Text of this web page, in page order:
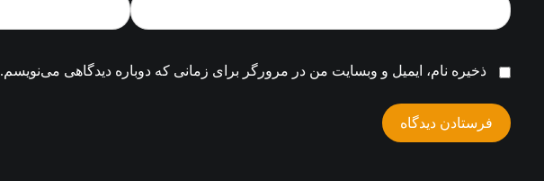
ذخیره نام، ایمیل و وبسایت من در مرورگر برای زمانی که دوباره دیدگاهی می‌نویسم.